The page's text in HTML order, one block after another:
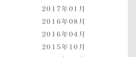
2017年01月
2016年08月
2016年04月
2015年10月